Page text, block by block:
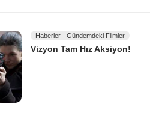
Haberler - Gündemdeki Filmler
Vizyon Tam Hız Aksiyon!